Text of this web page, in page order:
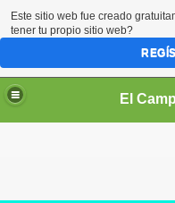
Este sitio web fue creado
tener tu propio sitio web?